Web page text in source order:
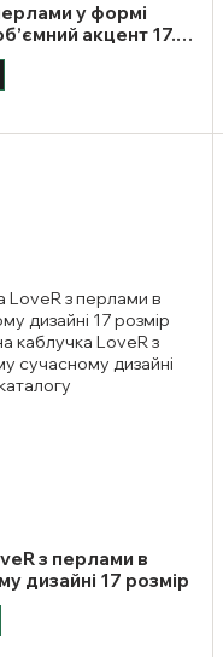
у формі
акцент 17.5
з перлами в
дизайні 17 розмір